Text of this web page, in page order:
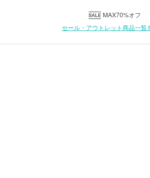
MAX70%オフ
セール・アウトレット商品一覧